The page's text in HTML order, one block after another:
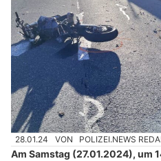
28.01.24 VON POLIZEI.NEWS
Am Samstag (27.01.2024), um